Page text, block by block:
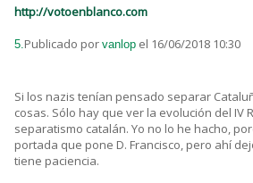
http://votoenblanco.com
5. Publicado por vanlop el 16/06/2018 10:30
Si los nazis tenían pensado separar
cosas. Sólo hay que ver la evolución del IV
separatismo catalán. Yo no lo he hacho,
portada que pone D. Francisco, pero ahí
tiene paciencia.